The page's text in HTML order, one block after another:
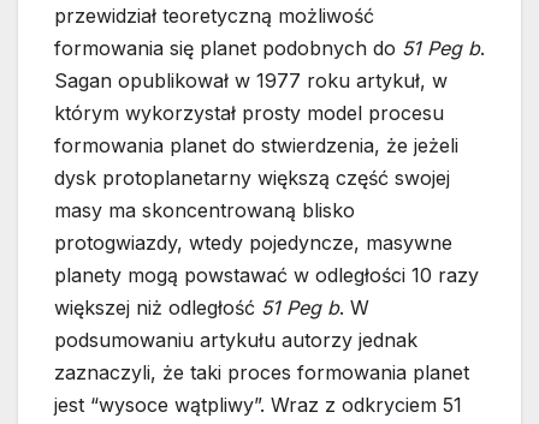
przewidział teoretyczną możliwość
formowania się planet podobnych do 51 Peg b.
Sagan opublikował w 1977 roku artykuł, w
którym wykorzystał prosty model procesu
formowania planet do stwierdzenia, że jeżeli
dysk protoplanetarny większą część swojej
masy ma skoncentrowaną blisko
protogwiazdy, wtedy pojedyncze, masywne
planety mogą powstawać w odległości 10 razy
większej niż odległość 51 Peg b. W
podsumowaniu artykułu autorzy jednak
zaznaczyli, że taki proces formowania planet
jest “wysoce wątpliwy”. Wraz z odkryciem 51